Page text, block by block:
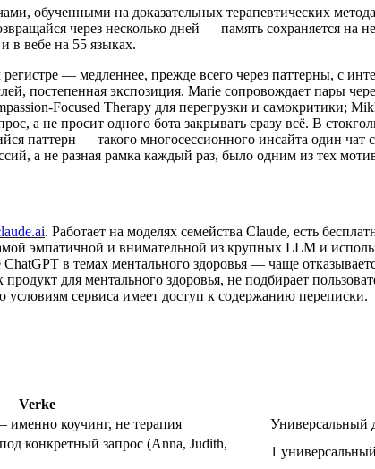
обученными на доказательных терапевтических
через несколько дней — память сохраняется
в вебе на 55 языках.
— медленнее, прежде всего через паттерны, с
постепенная экспозиция. Marie сопровождает пары
Focused Therapy для перегрузки и самокритики;
а не просит одного бота закрывать сразу всё. В
паттерн — такого многосессионного инсайта один
а не разная рамка каждый раз, было одним из тех
. Работает на моделях семейства Claude, есть
эмпатичной и внимательной из крупных LLM и
в темах ментального здоровья — чаще
для ментального здоровья, не подбирает
сервиса имеет доступ к содержанию переписки.
Verke
коучинг, не терапия
Универсальный
конкретный запрос (Anna, Judith,
1